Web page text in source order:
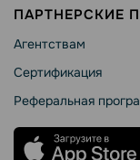
ПАРТНЕРСКИЕ
Агентствам
Сертификация
Реферальная